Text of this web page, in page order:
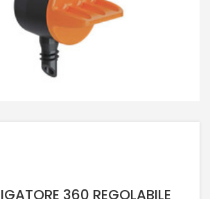
360 REGOLABILE